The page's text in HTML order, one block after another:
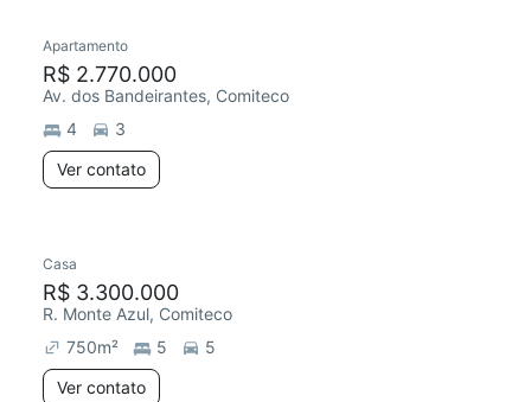
Apartamento
R$ 2.770.000
Av. dos Bandeirantes, Comiteco
4
3
Ver contato
Casa
R$ 3.300.000
R. Monte Azul, Comiteco
750m² 5
5
Ver contato